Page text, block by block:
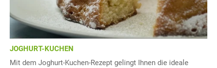
JOGHURT-KUCHEN
Mit dem Joghurt-Kuchen-Rezept gelingt Ihnen die ideale